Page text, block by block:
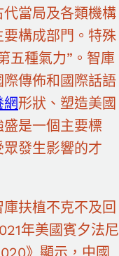
當局及各類機構
構成部門。特殊
五種氣力”。智庫
傳佈和國際話語
網形狀、塑造美國
是一個主要標
發生影響的才
扶植不克不及回
年美國賓夕法尼
》顯示，中國